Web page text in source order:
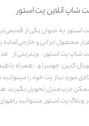
شاپ آنلاین پت استور
محصول ایرانی و خارجی
شاپ پت استور، ویترینی از
کنین، جوسرا و .. همراه با
مورد نیاز پت خود را
درب منزل تحویل بگیرید.
وبلاگ پت استور میتوانید